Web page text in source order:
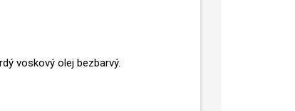
voskový olej bezbarvý.